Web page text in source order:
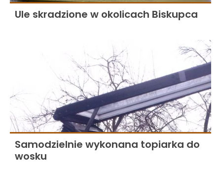
Ule skradzione w okolicach Biskupca
Samodzielnie wykonana topiarka do
wosku